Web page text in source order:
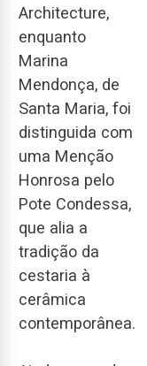
Architecture,
enquanto
Marina
Mendonça, de
Santa Maria, foi
distinguida com
uma Menção
Honrosa pelo
Pote Condessa,
que alia a
tradição da
cestaria à
cerâmica
contemporânea.